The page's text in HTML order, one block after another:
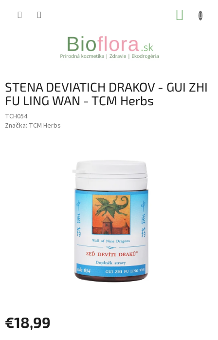
STENA DEVIATICH DRAKOV - GUI ZHI
FU LING WAN - TCM Herbs
TCH054
Značka: TCM Herbs
€18,99